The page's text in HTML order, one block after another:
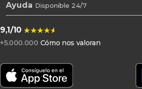
Ayuda Disponible 24/7
9,1/10
+5.000.000 Cómo nos valoran